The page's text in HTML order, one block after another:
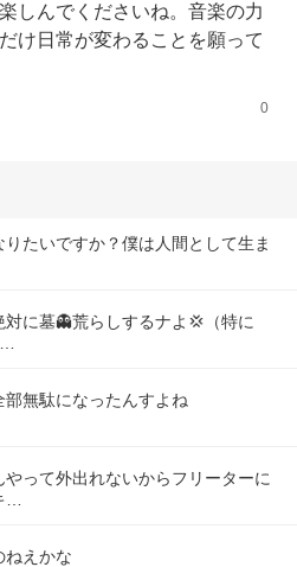
しんでくださいね。音楽の力
け日常が変わることを願って
0
たいですか？僕は人間として生ま
に墓👻荒らしするナよ💢（特に
無駄になったんすよね
って外出れないからフリーターに
…
ねえかな